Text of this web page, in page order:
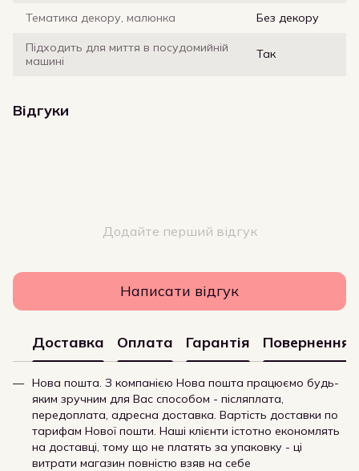
Тематика декору, малюнка Без декору
Підходить для миття в посудомийній
машині
Так
Відгуки
Додайте перший відгук
Написати відгук
Доставка Оплата Гарантія Повернення
Нова пошта. З компанією Нова пошта працюємо будь-
яким зручним для Вас способом - післяплата,
передоплата, адресна доставка. Вартість доставки по
тарифам Нової пошти. Наші клієнти істотно економлять
на доставці, тому що не платять за упаковку - ці
витрати магазин повністю взяв на себе